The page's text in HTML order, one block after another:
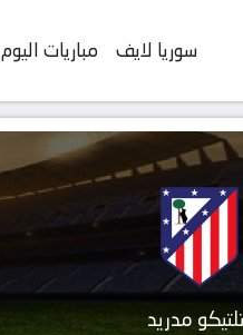
سوريا لايف مباريات اليوم
مدريد